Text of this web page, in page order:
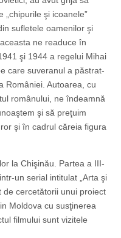
şi icoanele”
sufletele oamenilor şi
ne readuce în
şi 1944 a regelui Mihai
care suveranul a păstrat-
României. Autoarea, cu
românului, ne îndeamnă
şi să preţuim
şi în cadrul căreia figura
la Chişinău. Partea a III-
un serial intitulat „Arta şi
de cercetătorii unui proiect
Moldova cu susţinerea
filmului sunt vizitele